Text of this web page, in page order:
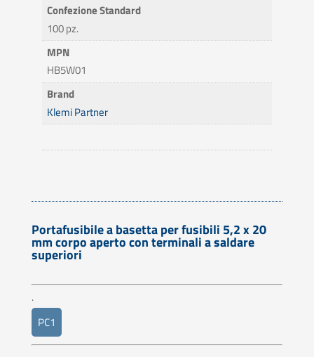
Confezione Standard
100 pz.
MPN
HB5W01
Brand
Klemi Partner
Portafusibile a basetta per fusibili 5,2 x 20
mm corpo aperto con terminali a saldare
superiori
.
PC1